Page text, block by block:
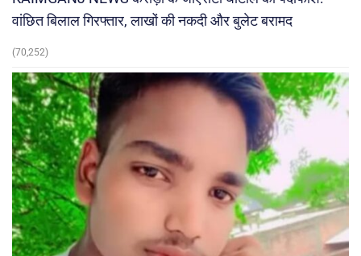
वांछित बिलाल गिरफ्तार, लाखों की नकदी और बुलेट बरामद
(70,252)